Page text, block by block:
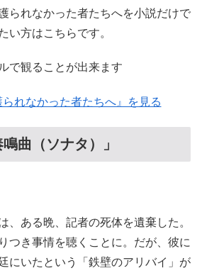
られなかった者たちへを小説だけで
い方はこちらです。
で観ることが出来ます
れなかった者たちへ』を見る
曲（ソナタ）」
、ある晩、記者の死体を遺棄した。
つき事情を聴くことに。だが、彼に
にいたという「鉄壁のアリバイ」が